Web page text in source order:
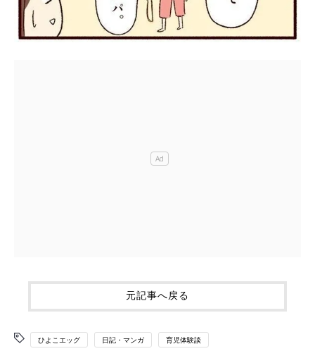
元記事へ戻る
ひよこエッグ 日記・マンガ 育児体験談